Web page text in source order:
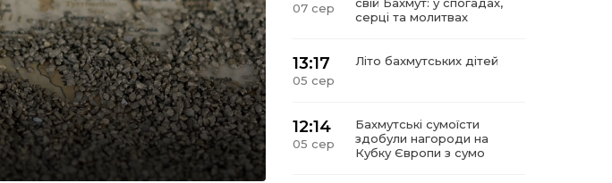
07 сер
серці та молитвах
13:17
05 сер
Літо бахмутських дітей
12:14
05 сер
Бахмутські сумоїсти
здобули нагороди на
Кубку Європи з сумо